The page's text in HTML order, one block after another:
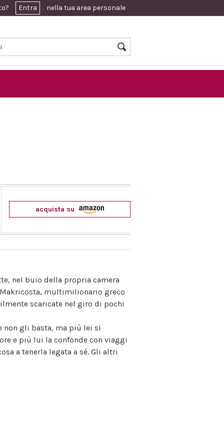
Entra nella tua area personale
acquista su
nel buio della propria camera
multimilionario greco
scaricate nel giro di pochi
non gli basta, ma più lei si
e più lui la confonde con viaggi
a tenerla legata a sé. Gli altri